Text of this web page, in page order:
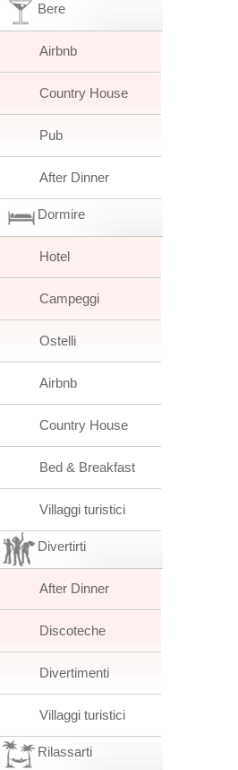
Bere
Airbnb
Country House
Pub
After Dinner
Dormire
Hotel
Campeggi
Ostelli
Airbnb
Country House
Bed & Breakfast
Villaggi turistici
Divertirti
After Dinner
Discoteche
Divertimenti
Villaggi turistici
Rilassarti